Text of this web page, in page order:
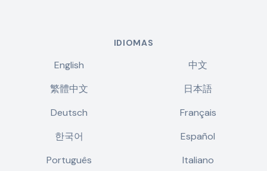
IDIOMAS
English
中文
繁體中文
日本語
Deutsch
Français
한국어
Español
Português
Italiano